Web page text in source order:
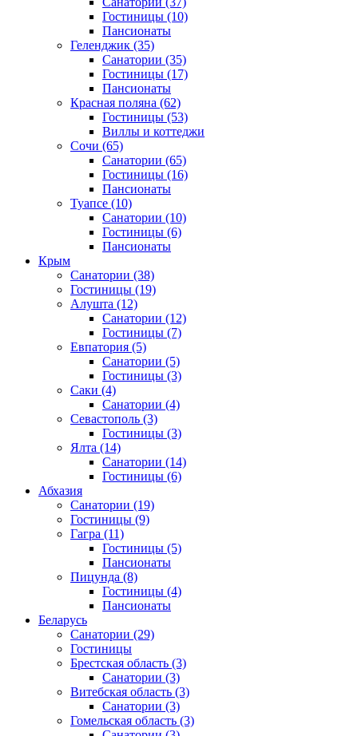
Гостиницы (10)
Пансионаты
Геленджик (35)
Санатории (35)
Гостиницы (17)
Пансионаты
Красная поляна (62)
Гостиницы (53)
Виллы и коттеджи
Сочи (65)
Санатории (65)
Гостиницы (16)
Пансионаты
Туапсе (10)
Санатории (10)
Гостиницы (6)
Пансионаты
Крым
Санатории (38)
Гостиницы (19)
Алушта (12)
Санатории (12)
Гостиницы (7)
Евпатория (5)
Санатории (5)
Гостиницы (3)
Саки (4)
Санатории (4)
Севастополь (3)
Гостиницы (3)
Ялта (14)
Санатории (14)
Гостиницы (6)
Абхазия
Санатории (19)
Гостиницы (9)
Гагра (11)
Гостиницы (5)
Пансионаты
Пицунда (8)
Гостиницы (4)
Пансионаты
Беларусь
Санатории (29)
Гостиницы
Брестская область (3)
Санатории (3)
Витебская область (3)
Санатории (3)
Гомельская область (3)